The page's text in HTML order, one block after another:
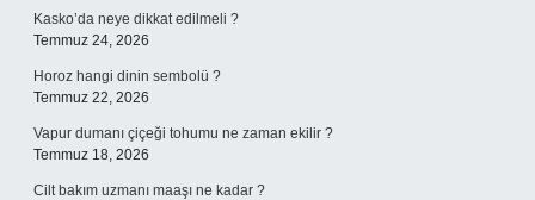
Kasko’da neye dikkat edilmeli ?
Temmuz 24, 2026
Horoz hangi dinin sembolü ?
Temmuz 22, 2026
Vapur dumanı çiçeği tohumu ne zaman ekilir ?
Temmuz 18, 2026
Cilt bakım uzmanı maaşı ne kadar ?